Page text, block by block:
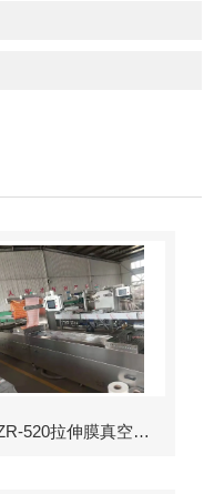
DZR-520拉伸膜真空包装机